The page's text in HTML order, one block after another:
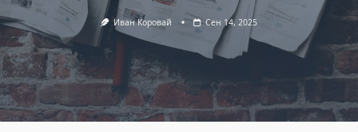
Иван Коровай Сен 14, 2025